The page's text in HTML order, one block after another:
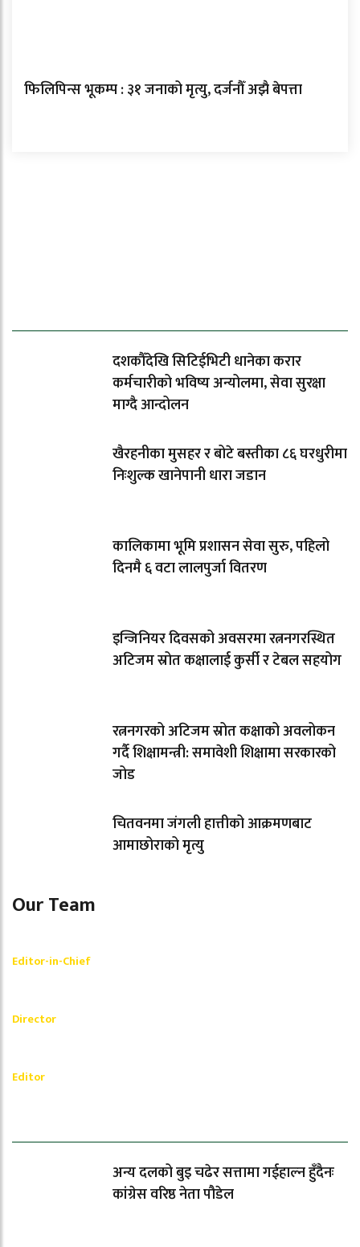
फिलिपिन्स भूकम्प : ३१ जनाको मृत्यु, दर्जनौँ अझै बेपत्ता
दशकौँदेखि सिटिईभिटी धानेका करार
कर्मचारीको भविष्य अन्योलमा, सेवा सुरक्षा
माग्दै आन्दोलन
खैरहनीका मुसहर र बोटे बस्तीका ८६ घरधुरीमा
निःशुल्क खानेपानी धारा जडान
कालिकामा भूमि प्रशासन सेवा सुरु, पहिलो
दिनमै ६ वटा लालपुर्जा वितरण
इन्जिनियर दिवसको अवसरमा रत्ननगरस्थित
अटिजम स्रोत कक्षालाई कुर्सी र टेबल सहयोग
रत्ननगरको अटिजम स्रोत कक्षाको अवलोकन
गर्दै शिक्षामन्त्री: समावेशी शिक्षामा सरकारको
जोड
चितवनमा जंगली हात्तीको आक्रमणबाट
आमाछोराको मृत्यु
Our Team
Editor-in-Chief
Director
Editor
अन्य दलको बुइ चढेर सत्तामा गईहाल्न हुँदैनः
कांग्रेस वरिष्ठ नेता पौडेल